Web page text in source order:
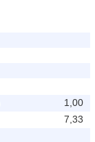
1,00
7,33